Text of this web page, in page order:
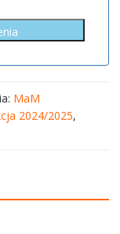
MaM
2024/2025,